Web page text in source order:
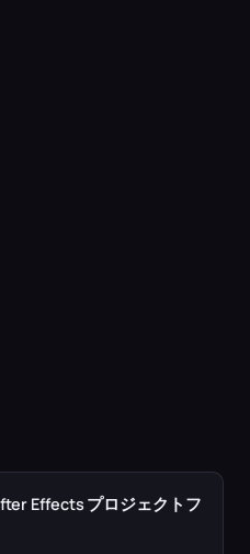
Effects プロジェクトフ